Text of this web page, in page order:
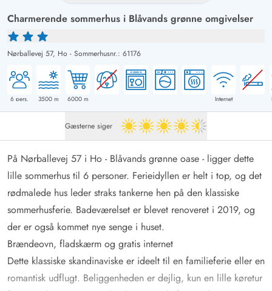
Charmerende sommerhus i Blåvands grønne omgivelser
Nørballevej 57, Ho - Sommerhusnr.: 61176
6 pers. 3500 m 6000m Internet
Gæsterne siger 4.5 ud af 5
På Nørballevej 57 i Ho - Blåvands grønne oase - ligger dette
lille sommerhus til 6 personer. Ferieidyllen er helt i top, og det
rødmalede hus leder straks tankerne hen på den klassiske
sommerhusferie. Badeværelset er blevet renoveret i 2019, og
der er også kommet nye senge i huset.
Brændeovn, fladskærm og gratis internet
Dette klassiske skandinaviske er ideelt til en familieferie eller en
romantisk udflugt. Beliggenheden er dejlig, kun en lille køretur